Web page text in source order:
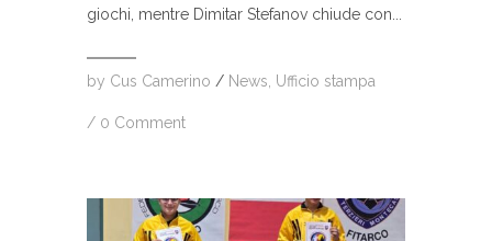
giochi, mentre Dimitar Stefanov chiude con...
by Cus Camerino / News, Ufficio stampa
/ 0 Comment